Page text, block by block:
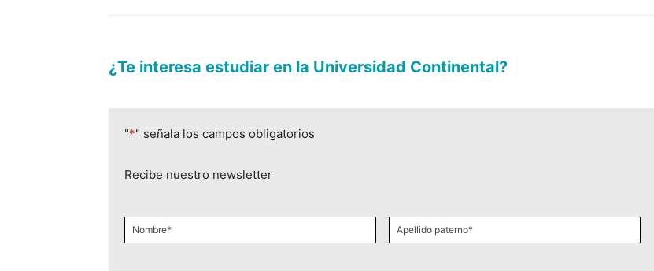
¿Te interesa estudiar en la Universidad Continental?
"*" señala los campos obligatorios
Recibe nuestro newsletter
Nombre*
Apellido
paterno*